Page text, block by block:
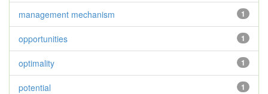
1
management mechanism
1
opportunities
1
optimality
1
potential